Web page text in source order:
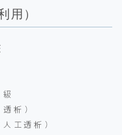
）
析）
工透析）